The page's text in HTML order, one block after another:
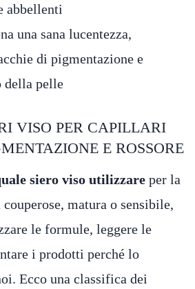
abbellenti
una sana lucentezza,
di pigmentazione e
pelle
VISO PER CAPILLARI
E ROSSORE
siero viso utilizzareper la
matura o sensibile,
le formule, leggere le
i prodotti perché lo
Ecco una classifica dei